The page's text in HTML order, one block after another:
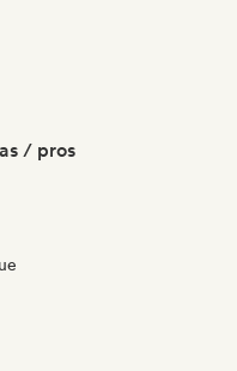
/ pros